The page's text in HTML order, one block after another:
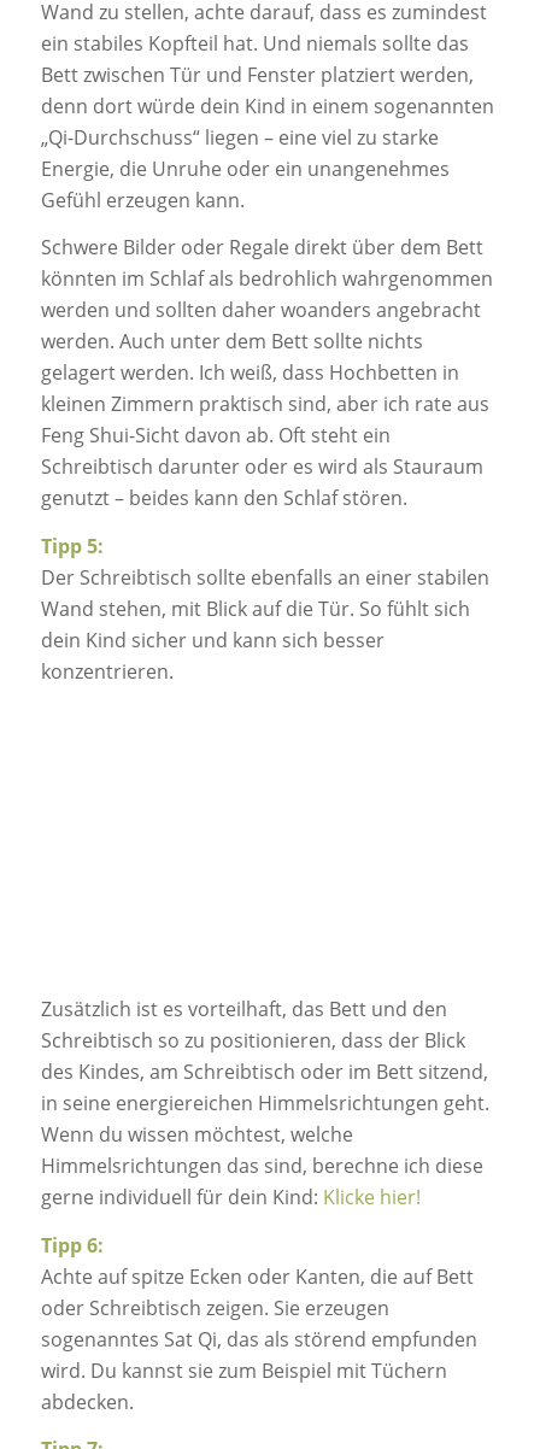
Wand zu stellen, achte darauf, dass es zumindest
ein stabiles Kopfteil hat. Und niemals sollte das
Bett zwischen Tür und Fenster platziert werden,
denn dort würde dein Kind in einem sogenannten
„Qi-Durchschuss“ liegen – eine viel zu starke
Energie, die Unruhe oder ein unangenehmes
Gefühl erzeugen kann.
Schwere Bilder oder Regale direkt über dem Bett
könnten im Schlaf als bedrohlich wahrgenommen
werden und sollten daher woanders angebracht
werden. Auch unter dem Bett sollte nichts
gelagert werden. Ich weiß, dass Hochbetten in
kleinen Zimmern praktisch sind, aber ich rate aus
Feng Shui-Sicht davon ab. Oft steht ein
Schreibtisch darunter oder es wird als Stauraum
genutzt – beides kann den Schlaf stören.
Tipp 5:
Der Schreibtisch sollte ebenfalls an einer stabilen
Wand stehen, mit Blick auf die Tür. So fühlt sich
dein Kind sicher und kann sich besser
konzentrieren.
Zusätzlich ist es vorteilhaft, das Bett und den
Schreibtisch so zu positionieren, dass der Blick
des Kindes, am Schreibtisch oder im Bett sitzend,
in seine energiereichen Himmelsrichtungen geht.
Wenn du wissen möchtest, welche
Himmelsrichtungen das sind, berechne ich diese
gerne individuell für dein Kind: Klicke hier!
Tipp 6:
Achte auf spitze Ecken oder Kanten, die auf Bett
oder Schreibtisch zeigen. Sie erzeugen
sogenanntes Sat Qi, das als störend empfunden
wird. Du kannst sie zum Beispiel mit Tüchern
abdecken.